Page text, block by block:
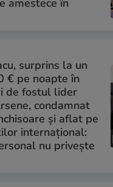
surprins la un
€ pe noapte în
de fostul lider
condamnat
și aflat pe
internațional:
nu privește